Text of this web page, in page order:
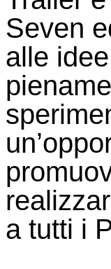
Seven
alle
a tutti i